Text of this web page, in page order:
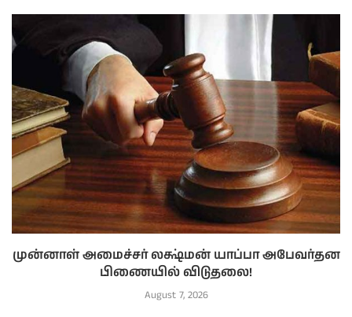
முன்னாள் அமைச்சர் லக்ஷ்மன் யாப்பா அபேவர்தன
பிணையில் விடுதலை!
August 7, 2026